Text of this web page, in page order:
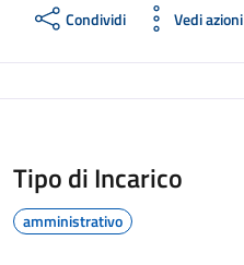
Condividi Vedi azioni
Tipo di Incarico
amministrativo